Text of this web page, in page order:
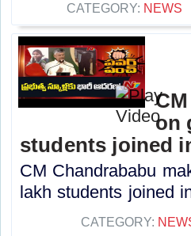
CATEGORY: NEWS
on
students joined
CM Chandrababu
lakh students joined
CATEGORY: